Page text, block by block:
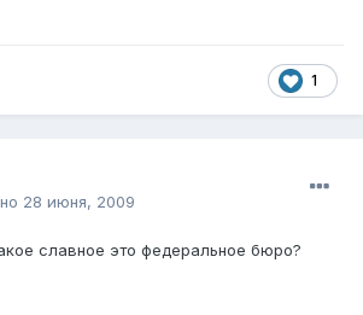
1
28 июня, 2009
славное это федеральное бюро?